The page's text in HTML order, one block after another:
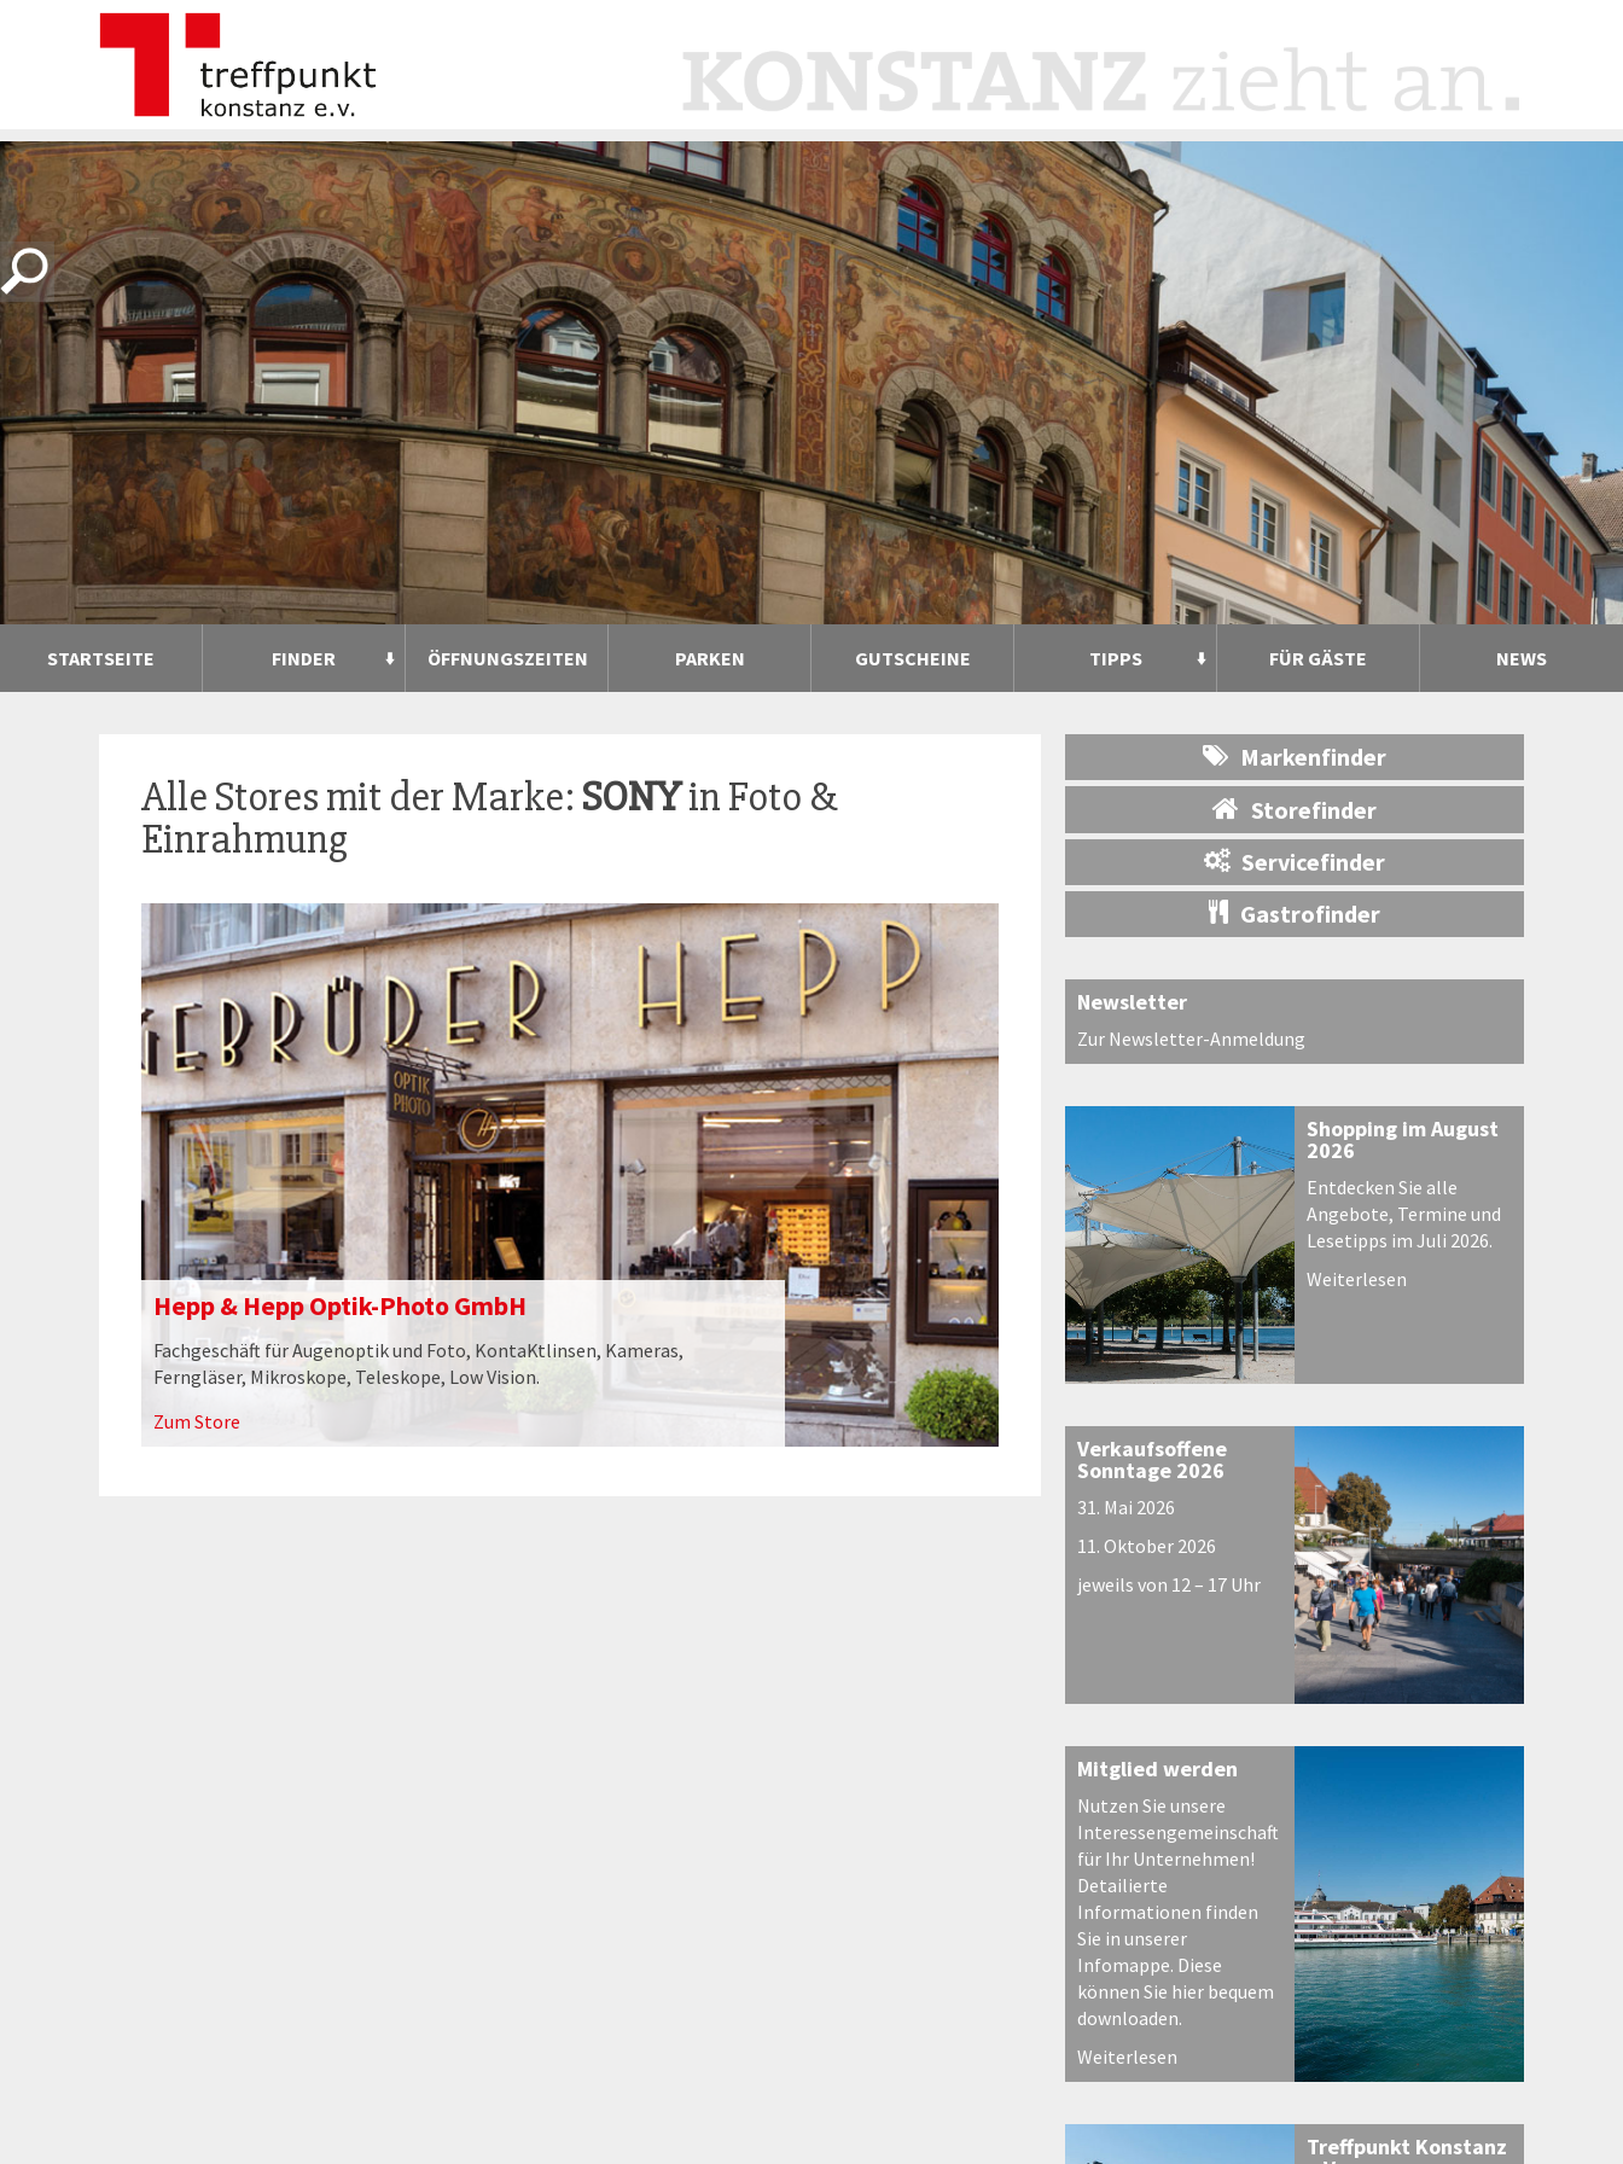
STARTSEITE FINDER ÖFFNUNGSZEITEN PARKEN GUTSCHEINE TIPPS FÜR GÄSTE NEWS
Alle Stores mit der Marke: SONYin Foto &
Einrahmung
Hepp & Hepp Optik-Photo GmbH
Fachgeschäft für Augenoptik und Foto, KontaKtlinsen, Kameras,
Ferngläser, Mikroskope, Teleskope, Low Vision.
Zum Store
Markenfinder
Storefinder
Servicefinder
Gastrofinder
Newsletter
Zur Newsletter-Anmeldung
Shopping im August
2026
Entdecken Sie alle
Angebote, Termine und
Lesetipps im Juli 2026.
Weiterlesen
Verkaufsoffene
Sonntage 2026
31. Mai 2026
11. Oktober 2026
jeweils von 12 – 17 Uhr
Mitglied werden
Nutzen Sie unsere
Interessengemeinschaft
für Ihr Unternehmen!
Detailierte
Informationen finden
Sie in unserer
Infomappe. Diese
können Sie hier bequem
downloaden.
Weiterlesen
Treffpunkt Konstanz